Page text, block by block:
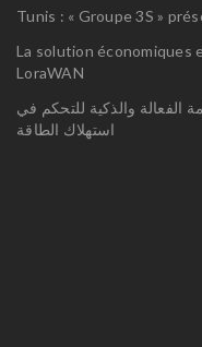
Tunis : « Groupe 3S »
La solution économiques
LoraWAN
الفعالة والذكية للتحكم في
استهلاك الطاقة